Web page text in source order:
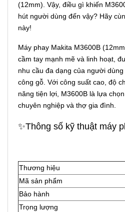
(12mm). Vậy, điều gì khiến
hút người dùng đến vậy? Hãy
này!
Máy phay Makita M3600B
cầm tay mạnh mẽ và linh hoạt,
nhu cầu đa dạng của người
công gỗ. Với công suất cao, độ
năng tiện lợi, M3600B là lựa
chuyên nghiệp và thợ gia đình.
✨Thông số kỹ thuật máy
Thương hiệu
Mã sản phẩm
Bảo hành
Trọng lượng